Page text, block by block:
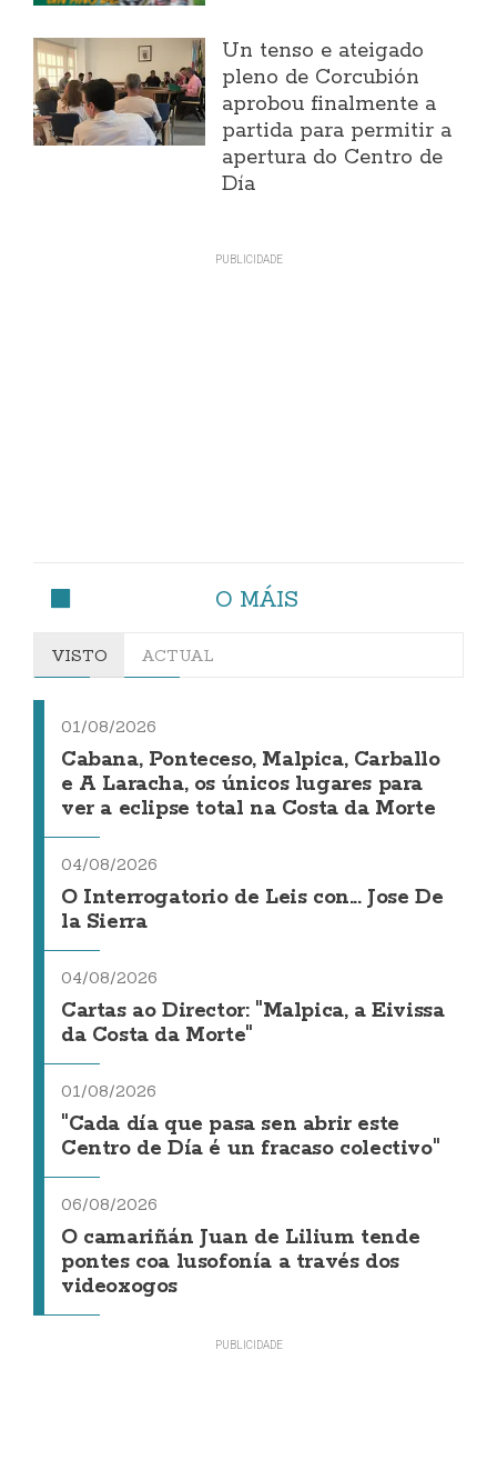
Un tenso e ateigado
pleno de Corcubión
aprobou finalmente a
partida para permitir a
apertura do Centro de
Día
O MÁIS
VISTO ACTUAL
01/08/2026
Cabana, Ponteceso, Malpica, Carballo
e A Laracha, os únicos lugares para
ver a eclipse total na Costa da Morte
04/08/2026
O Interrogatorio de Leis con... Jose De
la Sierra
04/08/2026
Cartas ao Director: "Malpica, a Eivissa
da Costa da Morte"
01/08/2026
"Cada día que pasa sen abrir este
Centro de Día é un fracaso colectivo"
06/08/2026
O camariñán Juan de Lilium tende
pontes coa lusofonía a través dos
videoxogos